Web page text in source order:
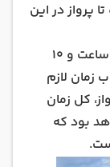
پرواز در این
مدت زمان پرواز مستقیم به طور میانگین 1 ساعت و 10
احتساب زمان لازم
کل زمان
تا 4 ساعت خواهد بود که